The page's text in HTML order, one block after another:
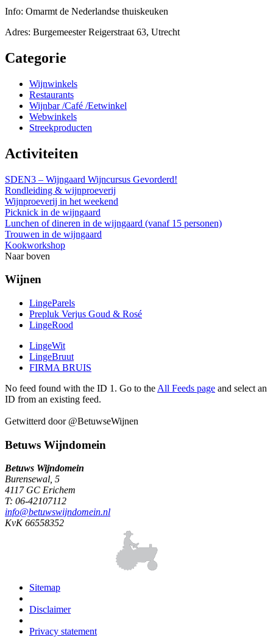
Info: Omarmt de Nederlandse thuiskeuken
Adres: Burgemeester Reigerstraat 63, Utrecht
Categorie
Wijnwinkels
Restaurants
Wijnbar /Café /Eetwinkel
Webwinkels
Streekproducten
Activiteiten
SDEN3 – Wijngaard Wijncursus Gevorderd!
Rondleiding & wijnproeverij
Wijnproeverij in het weekend
Picknick in de wijngaard
Lunchen of dineren in de wijngaard (vanaf 15 personen)
Trouwen in de wijngaard
Kookworkshop
Naar boven
Wijnen
LingeParels
Prepluk Verjus Goud & Rosé
LingeRood
LingeWit
LingeBruut
FIRMA BRUIS
No feed found with the ID 1. Go to the All Feeds page and select an
ID from an existing feed.
Getwitterd door @BetuwseWijnen
Betuws Wijndomein
Betuws Wijndomein
Burensewal, 5
4117 GC Erichem
T: 06-42107112
info@betuwswijndomein.nl
KvK 66558352
Sitemap
Disclaimer
Privacy statement